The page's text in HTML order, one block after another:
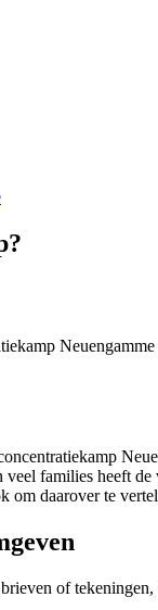
families heeft
om daarover te
of